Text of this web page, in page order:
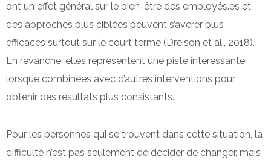
ont un effet général sur le bien-être des employés.es et
des approches plus ciblées peuvent s’avérer plus
efficaces surtout sur le court terme (Dreison et al., 2018).
En revanche, elles représentent une piste intéressante
lorsque combinées avec d’autres interventions pour
obtenir des résultats plus consistants.
Pour les personnes qui se trouvent dans cette situation, la
difficulté n’est pas seulement de décider de changer, mais